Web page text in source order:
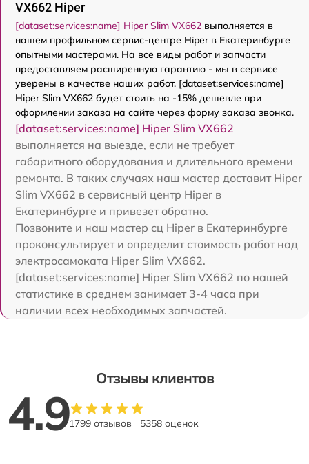
VX662 Hiper
[dataset:services:name] Hiper Slim VX662 выполняется в
нашем профильном сервис-центре Hiper в Екатеринбурге
опытными мастерами. На все виды работ и запчасти
предоставляем расширенную гарантию - мы в сервисе
уверены в качестве наших работ. [dataset:services:name]
Hiper Slim VX662 будет стоить на -15% дешевле при
оформлении заказа на сайте через форму заказа звонка.
[dataset:services:name] Hiper Slim VX662
выполняется на выезде, если не требует
габаритного оборудования и длительного времени
ремонта. В таких случаях наш мастер доставит Hiper
Slim VX662 в сервисный центр Hiper в
Екатеринбурге и привезет обратно.
Позвоните и наш мастер сц Hiper в Екатеринбурге
проконсультирует и определит стоимость работ над
электросамоката Hiper Slim VX662.
[dataset:services:name] Hiper Slim VX662 по нашей
статистике в среднем занимает 3-4 часа при
наличии всех необходимых запчастей.
Отзывы клиентов
4.91799 отзывов 5358 оценок